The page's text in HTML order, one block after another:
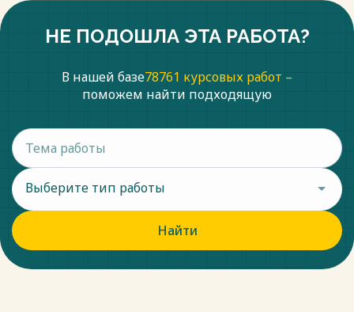
НЕ ПОДОШЛА ЭТА РАБОТА?
В нашей базе78761 курсовых работ –
поможем найти подходящую
Выберите тип работы
Найти